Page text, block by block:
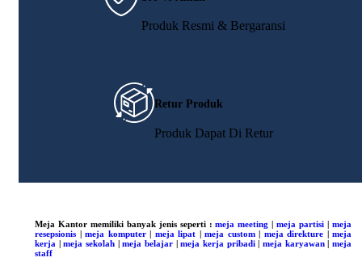
Produk Resmi & Bergaransi
Retur Produk
Produk Dapat Di Retur
Meja Kantor memiliki banyak jenis seperti :meja meeting |meja partisi |meja
resepsionis | meja komputer| meja lipat | meja custom| meja direkture | meja
kerja |meja sekolah |meja belajar |meja kerja pribadi|meja karyawan|meja
staff